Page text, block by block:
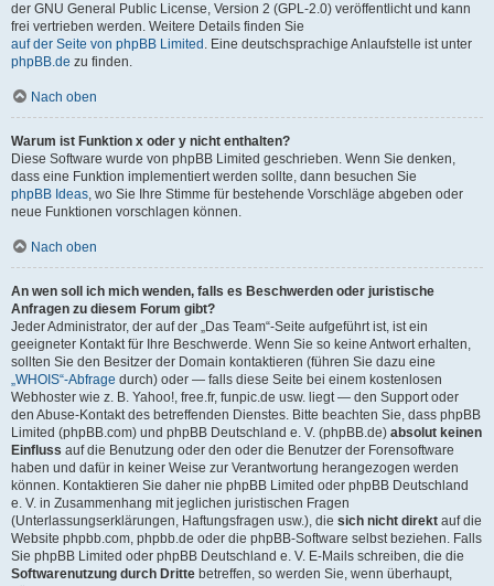
der GNU General Public License, Version 2 (GPL-2.0) veröffentlicht und kann
frei vertrieben werden. Weitere Details finden Sie
auf der Seite von phpBB Limited . Eine deutschsprachige Anlaufstelle ist unter
phpBB.de zu finden.
Nach oben
Warum ist Funktion x oder y nicht enthalten?
Diese Software wurde von phpBB Limited geschrieben. Wenn Sie denken,
dass eine Funktion implementiert werden sollte, dann besuchen Sie
phpBB Ideas, wo Sie Ihre Stimme für bestehende Vorschläge abgeben oder
neue Funktionen vorschlagen können.
Nach oben
An wen soll ich mich wenden, falls es Beschwerden oder juristische
Anfragen zu diesem Forum gibt?
Jeder Administrator, der auf der „Das Team“-Seite aufgeführt ist, ist ein
geeigneter Kontakt für Ihre Beschwerde. Wenn Sie so keine Antwort erhalten,
sollten Sie den Besitzer der Domain kontaktieren (führen Sie dazu eine
„WHOIS“-Abfrage durch) oder — falls diese Seite bei einem kostenlosen
Webhoster wie z. B. Yahoo!, free.fr, funpic.de usw. liegt — den Support oder
den Abuse-Kontakt des betreffenden Dienstes. Bitte beachten Sie, dass phpBB
Limited (phpBB.com) und phpBB Deutschland e. V. (phpBB.de) absolut keinen
Einfluss auf die Benutzung oder den oder die Benutzer der Forensoftware
haben und dafür in keiner Weise zur Verantwortung herangezogen werden
können. Kontaktieren Sie daher nie phpBB Limited oder phpBB Deutschland
e. V. in Zusammenhang mit jeglichen juristischen Fragen
(Unterlassungserklärungen, Haftungsfragen usw.), die sich nicht direkt auf die
Website phpbb.com, phpbb.de oder die phpBB-Software selbst beziehen. Falls
Sie phpBB Limited oder phpBB Deutschland e. V. E-Mails schreiben, die die
Softwarenutzung durch Dritte betreffen, so werden Sie, wenn überhaupt,